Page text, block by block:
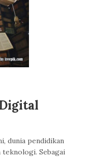
dunia pendidikan
Sebagai